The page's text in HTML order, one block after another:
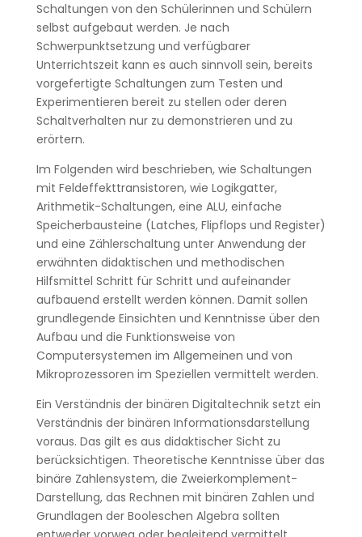
Schaltungen von den Schülerinnen und Schülern
selbst aufgebaut werden. Je nach
Schwerpunktsetzung und verfügbarer
Unterrichtszeit kann es auch sinnvoll sein, bereits
vorgefertigte Schaltungen zum Testen und
Experimentieren bereit zu stellen oder deren
Schaltverhalten nur zu demonstrieren und zu
erörtern.
Im Folgenden wird beschrieben, wie Schaltungen
mit Feldeffekttransistoren, wie Logikgatter,
Arithmetik-Schaltungen, eine ALU, einfache
Speicherbausteine (Latches, Flipflops und Register)
und eine Zählerschaltung unter Anwendung der
erwähnten didaktischen und methodischen
Hilfsmittel Schritt für Schritt und aufeinander
aufbauend erstellt werden können. Damit sollen
grundlegende Einsichten und Kenntnisse über den
Aufbau und die Funktionsweise von
Computersystemen im Allgemeinen und von
Mikroprozessoren im Speziellen vermittelt werden.
Ein Verständnis der binären Digitaltechnik setzt ein
Verständnis der binären Informationsdarstellung
voraus. Das gilt es aus didaktischer Sicht zu
berücksichtigen. Theoretische Kenntnisse über das
binäre Zahlensystem, die Zweierkomplement-
Darstellung, das Rechnen mit binären Zahlen und
Grundlagen der Booleschen Algebra sollten